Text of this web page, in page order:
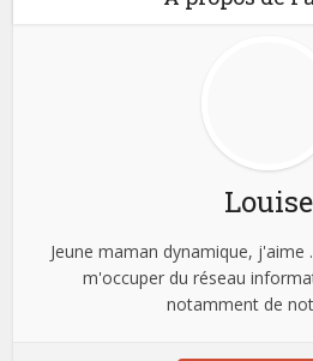
Louise
Jeune maman dynamique,
m'occuper du réseau
notamment de